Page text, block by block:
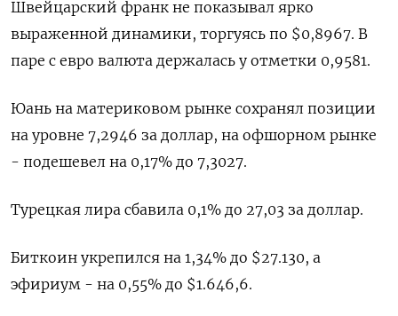
Швейцарский франк не показывал ярко
выраженной динамики, торгуясь по $0,8967​. В
паре с евро валюта держалась у отметки 0,9581.
Юань на материковом рынке сохранял позиции
на уровне 7,2946 ​за доллар, на офшорном рынке
- подешевел на 0,17% до 7,3027.
Турецкая лира сбавила 0,1% до 27,03 за доллар.
Биткоин укрепился на 1,34% до $27.130, а
эфириум - на 0,55% до $1.646,6.